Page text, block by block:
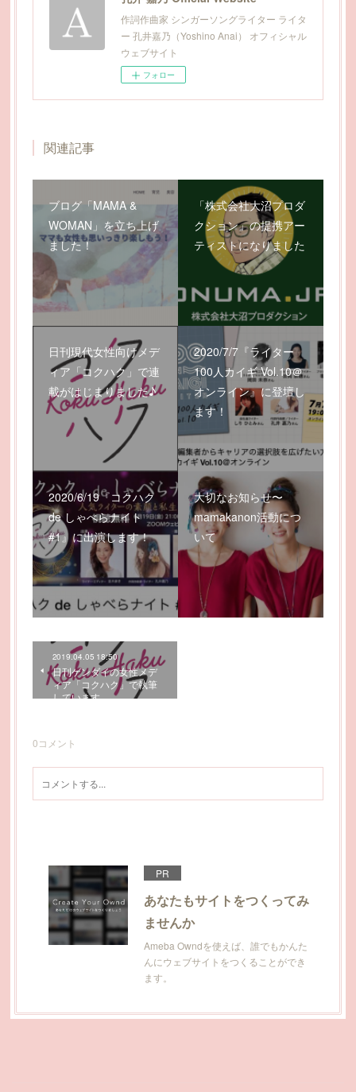
作詞作曲家 シンガーソングライター ライタ
ー 孔井嘉乃（Yoshino Anai） オフィシャル
ウェブサイト
フォロー
関連記事
ブログ「MAMA &
WOMAN」を立ち上げ
ました！
「株式会社大沼プロダ
クション」の提携アー
ティストになりました
日刊現代女性向けメデ
ィア「コクハク」で連
載がはじまりました♪
2020/7/7『ライター
100人カイギ Vol.10＠
オンライン』に登壇し
ます！
2020/6/19『コクハク
de しゃべらナイト
#1』に出演します！
大切なお知らせ〜
mamakanon活動につ
いて
2019.04.05 18:50
日刊ゲンダイの女性メデ
ィア「コクハク」で執筆
しています。
0コメント
PR
あなたもサイトをつくってみ
ませんか
Ameba Owndを使えば、誰でもかんた
んにウェブサイトをつくることができ
ます。